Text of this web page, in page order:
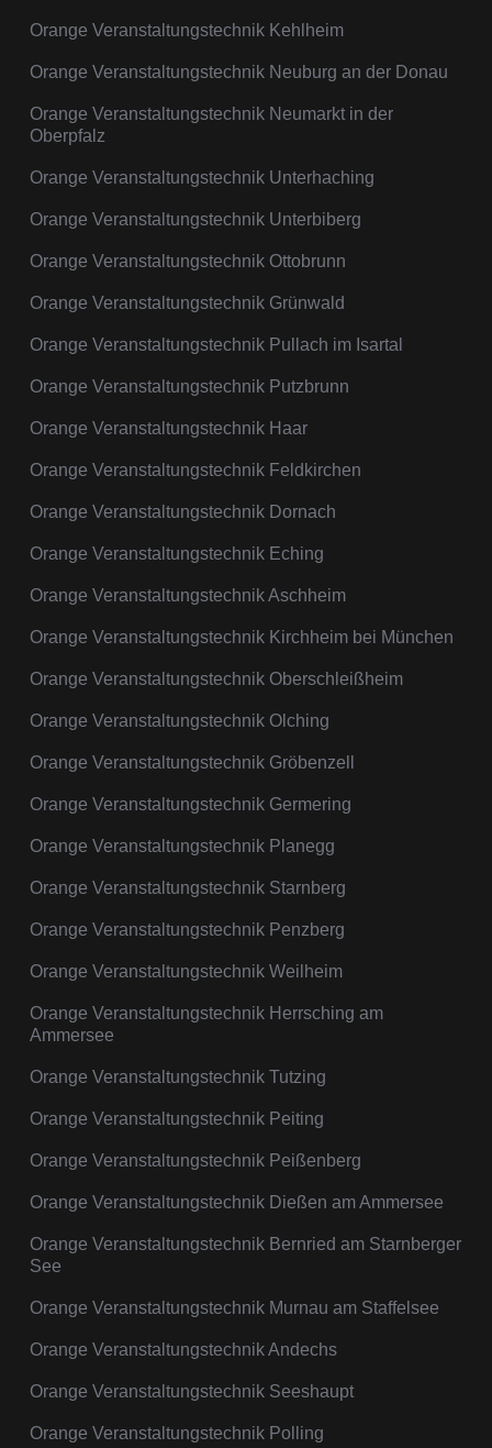
Orange Veranstaltungstechnik Kehlheim
Orange Veranstaltungstechnik Neuburg an der Donau
Orange Veranstaltungstechnik Neumarkt in der
Oberpfalz
Orange Veranstaltungstechnik Unterhaching
Orange Veranstaltungstechnik Unterbiberg
Orange Veranstaltungstechnik Ottobrunn
Orange Veranstaltungstechnik Grünwald
Orange Veranstaltungstechnik Pullach im Isartal
Orange Veranstaltungstechnik Putzbrunn
Orange Veranstaltungstechnik Haar
Orange Veranstaltungstechnik Feldkirchen
Orange Veranstaltungstechnik Dornach
Orange Veranstaltungstechnik Eching
Orange Veranstaltungstechnik Aschheim
Orange Veranstaltungstechnik Kirchheim bei München
Orange Veranstaltungstechnik Oberschleißheim
Orange Veranstaltungstechnik Olching
Orange Veranstaltungstechnik Gröbenzell
Orange Veranstaltungstechnik Germering
Orange Veranstaltungstechnik Planegg
Orange Veranstaltungstechnik Starnberg
Orange Veranstaltungstechnik Penzberg
Orange Veranstaltungstechnik Weilheim
Orange Veranstaltungstechnik Herrsching am
Ammersee
Orange Veranstaltungstechnik Tutzing
Orange Veranstaltungstechnik Peiting
Orange Veranstaltungstechnik Peißenberg
Orange Veranstaltungstechnik Dießen am Ammersee
Orange Veranstaltungstechnik Bernried am Starnberger
See
Orange Veranstaltungstechnik Murnau am Staffelsee
Orange Veranstaltungstechnik Andechs
Orange Veranstaltungstechnik Seeshaupt
Orange Veranstaltungstechnik Polling